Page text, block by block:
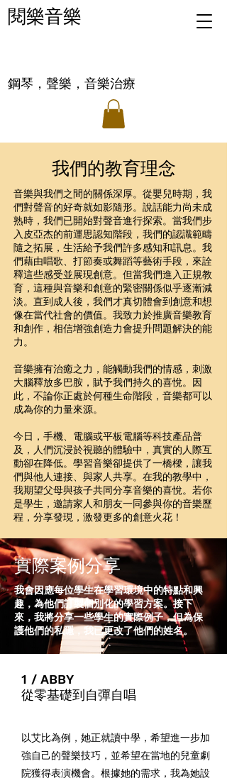
閱樂音樂
鋼琴，聲樂，音樂治療
​我們的教育理念
音樂與我們之間的關係深厚。從嬰兒時期，我
們對聲音的好奇就如影隨形。說話能力尚未成
熟時，我們已開始對聲音進行探索。當我們步
入皮亞杰的前運思認知階段，我們的認識範疇
隨之拓展，生活給予我們許多感知和訊息。我
們藉由唱歌、打節奏或舞蹈等藝術手段，來詮
釋這些感受並展現創意。但當我們進入正規教
育，這種與音樂和創意的緊密關係似乎逐漸減
淡。直到成人後，我們才真切體會到創意和想
像在當代社會的價值。我致力於推廣音樂教育
和創作，相信增強創造力會提升問題解決的能
力。
音樂擁有治癒之力，能觸動我們的情感，刺激
大腦釋放多巴胺，賦予我們持久的喜悅。因
此，不論你正處於何種生命階段，音樂都可以
成為你的力量來源。
今日，手機、電腦或平板電腦等科技產品普
及，人們沉浸於視聽的體驗中，真實的人際互
動卻在降低。學習音樂卻提供了一橋樑，讓我
們與他人連接、與家人共享。在我的教學中，
我期望父母與孩子共同分享音樂的喜悅。若你
是學生，邀請家人和朋友一同參與你的音樂歷
程，分享發現，激發更多的創意火花！
​實際案例分享
我會因應每位學生在學習環境中的特點和興
趣，為他們訂製個別化的學習方案。接下
來，我將分享一些學生的實際例子，但為保
護他們的私隱，我已更改了他們的姓名。
1 / ABBY
從零基礎到自彈自唱
以艾比為例，她正就讀中學，希望進一步加
強自己的聲樂技巧，並希望在當地的兒童劇
院獲得表演機會。根據她的需求，我為她設